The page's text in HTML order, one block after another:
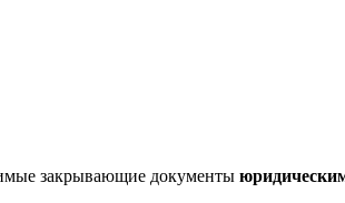
закрывающие документы